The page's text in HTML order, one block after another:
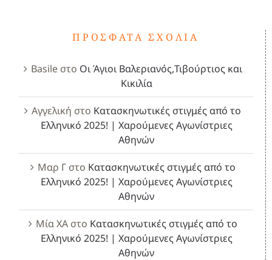
ΠΡΌΣΦΑΤΑ ΣΧΌΛΙΑ
Basileστο Οι Άγιοι Βαλεριανός,Τιβούρτιος και
Κικιλία
Αγγελική στο Κατασκηνωτικές στιγμές από το
Ελληνικό 2025! | Χαρούμενες Αγωνίστριες
Αθηνών
Μαρ Γστο Κατασκηνωτικές στιγμές από το
Ελληνικό 2025! | Χαρούμενες Αγωνίστριες
Αθηνών
Μία ΧΑστο Κατασκηνωτικές στιγμές από το
Ελληνικό 2025! | Χαρούμενες Αγωνίστριες
Αθηνών